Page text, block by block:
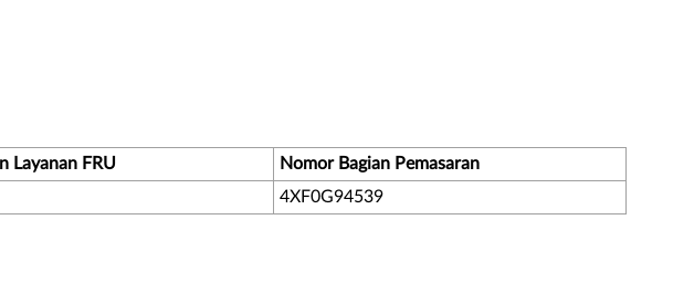
Layanan FRU
Nomor Bagian Pemasaran
4XF0G94539